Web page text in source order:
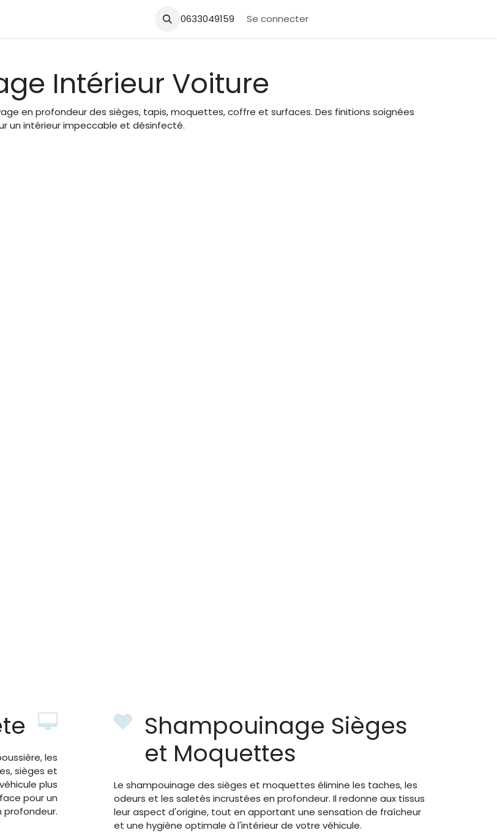
0633049159 Se connecter
Intérieur Voiture
en profondeur des sièges, tapis, moquettes, coffre et surfaces. Des finitions soignées
un intérieur impeccable et désinfecté.
les
sièges et
plus
pour un
Shampouinage Sièges
et Moquettes
Le shampouinage des sièges et moquettes élimine les taches, les
odeurs et les saletés incrustées en profondeur. Il redonne aux tissus
leur aspect d'origine, tout en apportant une sensation de fraîcheur
et une hygiène optimale à l'intérieur de votre véhicule.